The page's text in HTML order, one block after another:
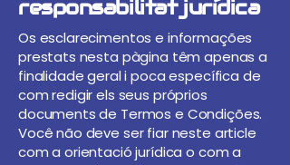
responsabilitat jurídica
Os esclarecimentos e informações
prestats nesta pàgina têm apenas a
finalidade geral i poca específica de
com redigir els seus próprios
documents de Termos e Condições.
Você não deve ser fiar neste article
com a orientació jurídica o com a